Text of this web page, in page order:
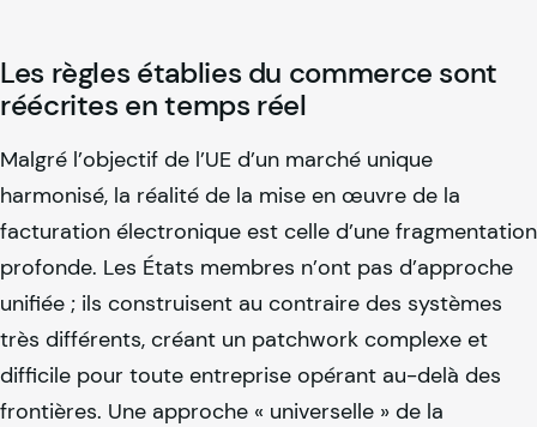
Les règles établies du commerce sont
réécrites en temps réel
Malgré l’objectif de l’UE d’un marché unique
harmonisé, la réalité de la mise en œuvre de la
facturation électronique est celle d’une fragmentation
profonde. Les États membres n’ont pas d’approche
unifiée ; ils construisent au contraire des systèmes
très différents, créant un patchwork complexe et
difficile pour toute entreprise opérant au-delà des
frontières. Une approche « universelle » de la